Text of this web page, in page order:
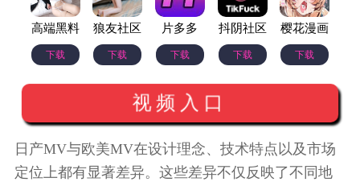
高端黑料
下载
狼友社区
下载
片多多
下载
抖阴社区
下载
樱花漫画
下载
视频入口
日产MV与欧美MV在设计理念、技术特点以及市场
定位上都有显著差异。这些差异不仅反映了不同地